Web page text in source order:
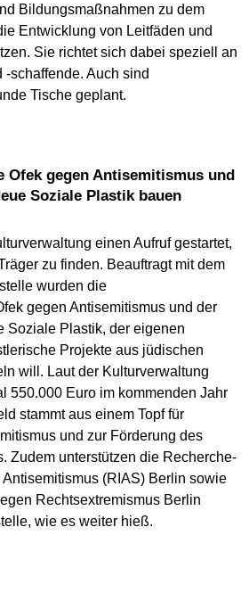
Bildungsmaßnahmen zu dem
Entwicklung von Leitfäden und
Sie richtet sich dabei speziell an
schaffende. Auch sind
Tische geplant.
Soziale Plastik bauen
einen Aufruf gestartet,
zu finden. Beauftragt mit dem
wurden die
gegen Antisemitismus und der
Soziale Plastik, der eigenen
Projekte aus jüdischen
will. Laut der Kulturverwaltung
550.000 Euro im kommenden Jahr
stammt aus einem Topf für
und zur Förderung des
Zudem unterstützen die Recherche-
(RIAS) Berlin sowie
Rechtsextremismus Berlin
wie es weiter hieß.